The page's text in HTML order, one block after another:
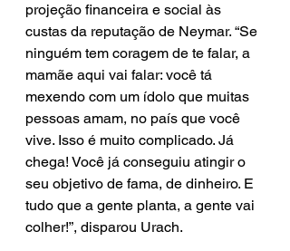
projeção financeira e social às
custas da reputação de Neymar. “Se
ninguém tem coragem de te falar, a
mamãe aqui vai falar: você tá
mexendo com um ídolo que muitas
pessoas amam, no país que você
vive. Isso é muito complicado. Já
chega! Você já conseguiu atingir o
seu objetivo de fama, de dinheiro. E
tudo que a gente planta, a gente vai
colher!”, disparou Urach.